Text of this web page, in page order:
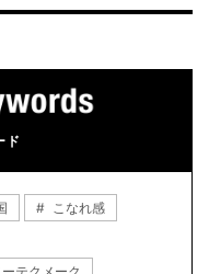
ド
こなれ感